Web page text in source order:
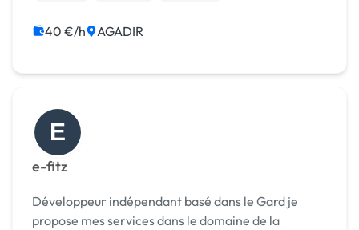
40 €/h AGADIR
E
e-fitz
Développeur indépendant basé dans le Gard je
propose mes services dans le domaine de la